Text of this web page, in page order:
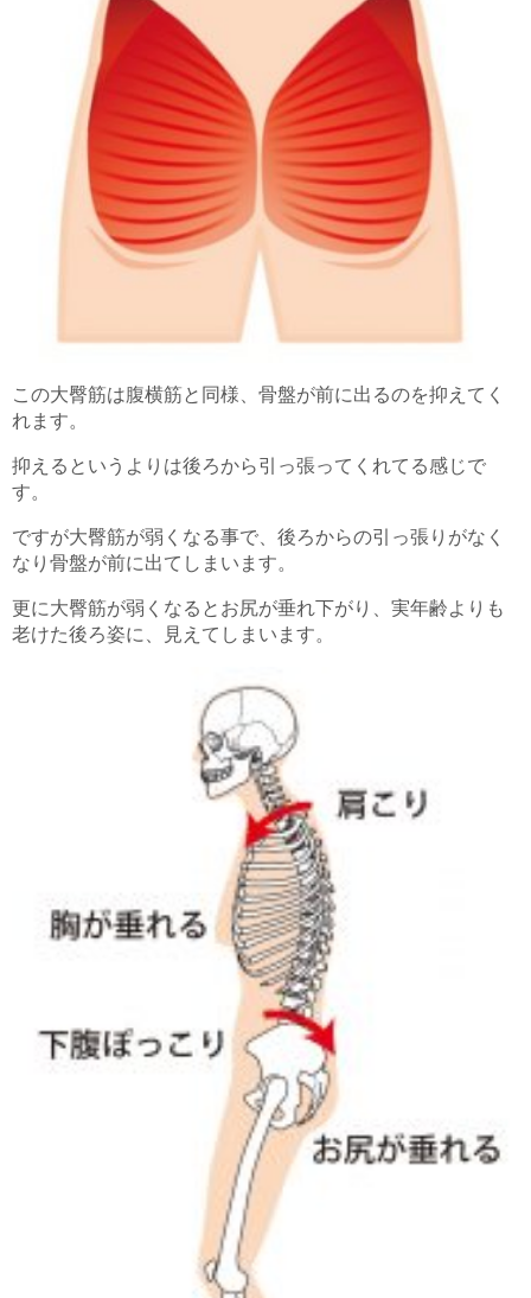
この大臀筋は腹横筋と同様、骨盤が前に出るのを抑えてく
れます。
抑えるというよりは後ろから引っ張ってくれてる感じで
す。
ですが大臀筋が弱くなる事で、後ろからの引っ張りがなく
なり骨盤が前に出てしまいます。
更に大臀筋が弱くなるとお尻が垂れ下がり、実年齢よりも
老けた後ろ姿に、見えてしまいます。